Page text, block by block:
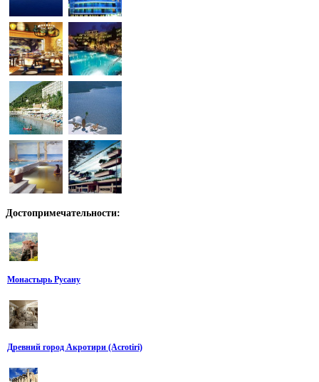
Достопримечательности:
Монастырь Русану
Древний город Акротири (Acrotiri)